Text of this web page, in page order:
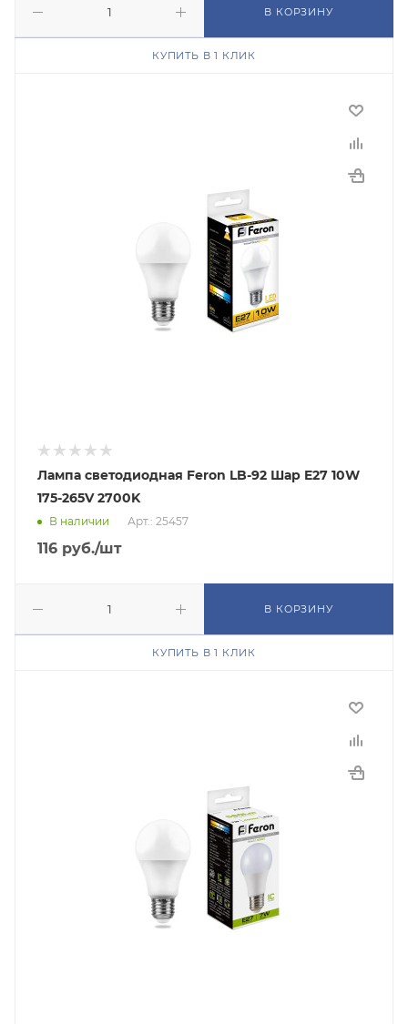
В КОРЗИНУ
КУПИТЬ В 1 КЛИК
Лампа светодиодная Feron LB-92 Шар E27 10W
175-265V 2700K
В наличии Арт.: 25457
116 руб./шт
В КОРЗИНУ
КУПИТЬ В 1 КЛИК